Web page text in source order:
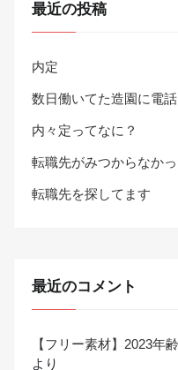
最近の投稿
内定
数日働いてた造園に電
内々定ってなに？
転職先がみつからなか
転職先を探してます
最近のコメント
【フリー素材】2023年
より